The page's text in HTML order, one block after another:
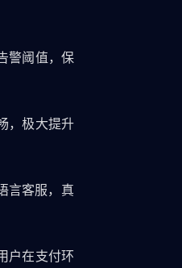
警阈值，保
，极大提升
言客服，真
户在支付环